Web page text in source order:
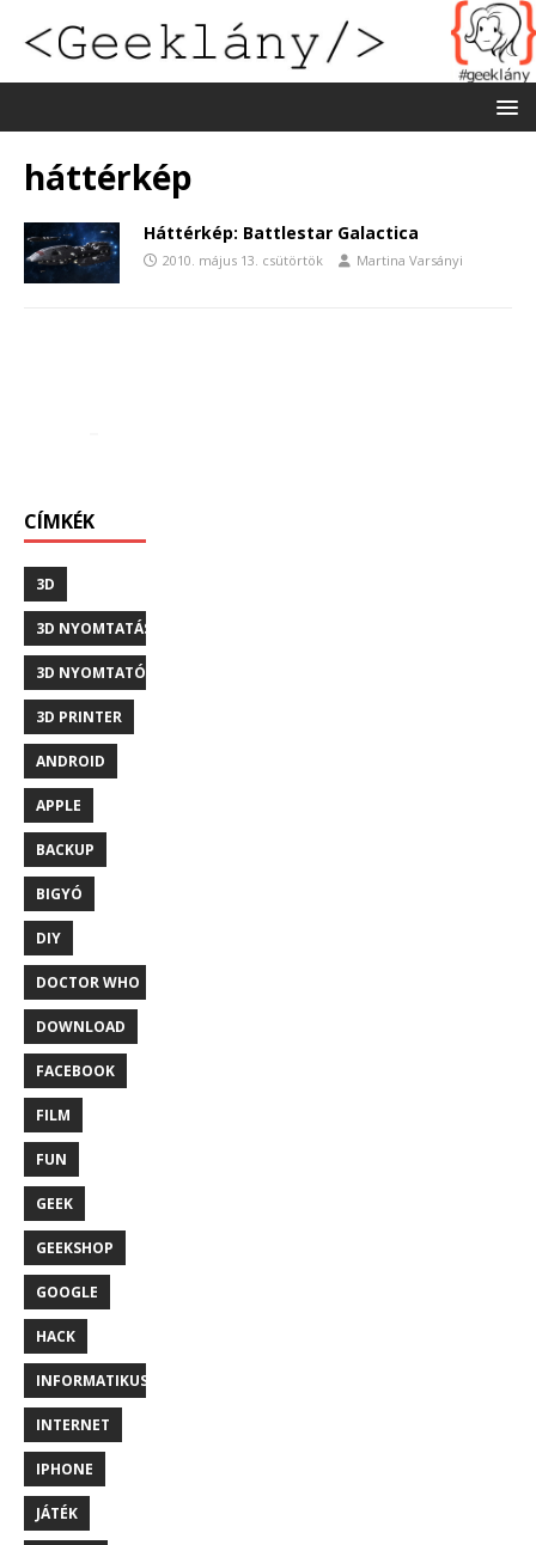
háttérkép
Háttérkép: Battlestar Galactica
2010. május 13. csütörtök Martina Varsányi
CÍMKÉK
3D
3D NYOMTATÁS
3D NYOMTATÓ
3D PRINTER
ANDROID
APPLE
BACKUP
BIGYÓ
DIY
DOCTOR WHO
DOWNLOAD
FACEBOOK
FILM
FUN
GEEK
GEEKSHOP
GOOGLE
HACK
INFORMATIKUS
INTERNET
IPHONE
JÁTÉK